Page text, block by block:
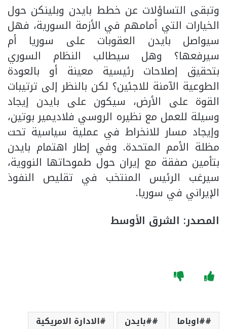
وتبقى التساؤلات عن خطط بايدن وبلينكن حول
الخيارات التي أمامهم في الأزمة السورية، فهل
سيواصل بايدن العقوبات على سوريا أم
سيرفعها؟ وهل سيطالب النظام السوري
بتحقيق إصلاحات رئيسية معينة أو بالعودة
الطوعية الآمنة للاجئين؟ لكن بالنظر إلى ترتيبات
القوة على الأرض، سيكون على بايدن إيجاد
وسيلة للعمل مع نظيره الروسي فلاديمير بوتين،
وإيجاد مسار للانخراط في عملية سياسية تحت
مظلة الأمم المتحدة. وفي إطار اهتمام بايدن
بتأمين صفقة مع إيران حول طموحاتها النووية،
سيرغب الرئيس المنتخب في تقليص النفوذ
الإيراني في سوريا.
المصدر: الشرق الأوسط
#اوباما #بايدن
الادارة الامريكية